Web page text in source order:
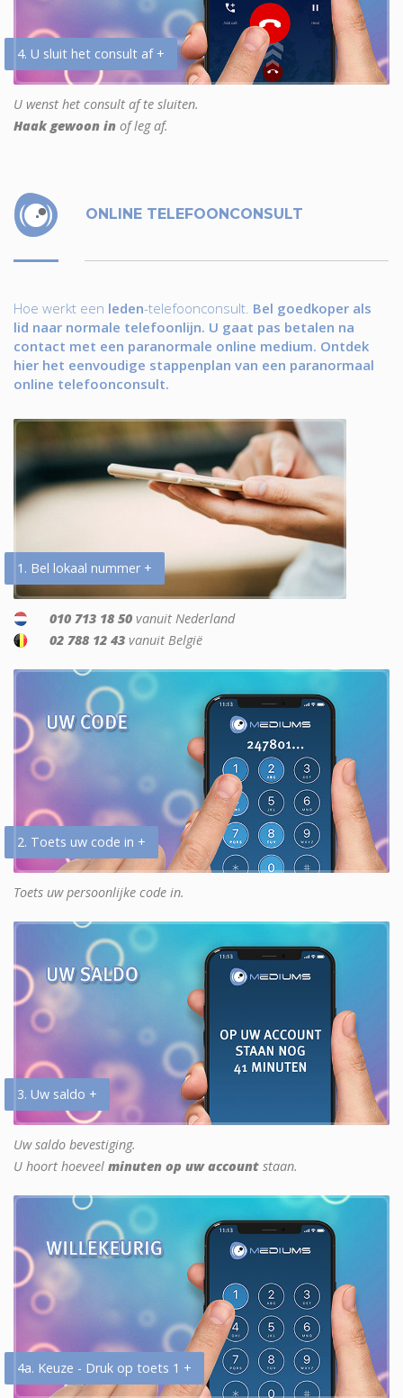
4. U sluit het consult af +
U wenst het consult af te sluiten.
Haak gewoon in of leg af.
ONLINE TELEFOONCONSULT
Hoe werkt een leden-telefoonconsult. Bel goedkoper als
lid naar normale telefoonlijn. U gaat pas betalen na
contact met een paranormale online medium. Ontdek
hier het eenvoudige stappenplan van een paranormaal
online telefoonconsult.
1. Bel lokaal nummer +
010 713 18 50 vanuit Nederland
02 788 12 43 vanuit België
2. Toets uw code in +
Toets uw persoonlijke code in.
3. Uw saldo +
Uw saldo bevestiging.
U hoort hoeveel minuten op uw account staan.
4a. Keuze - Druk op toets 1 +